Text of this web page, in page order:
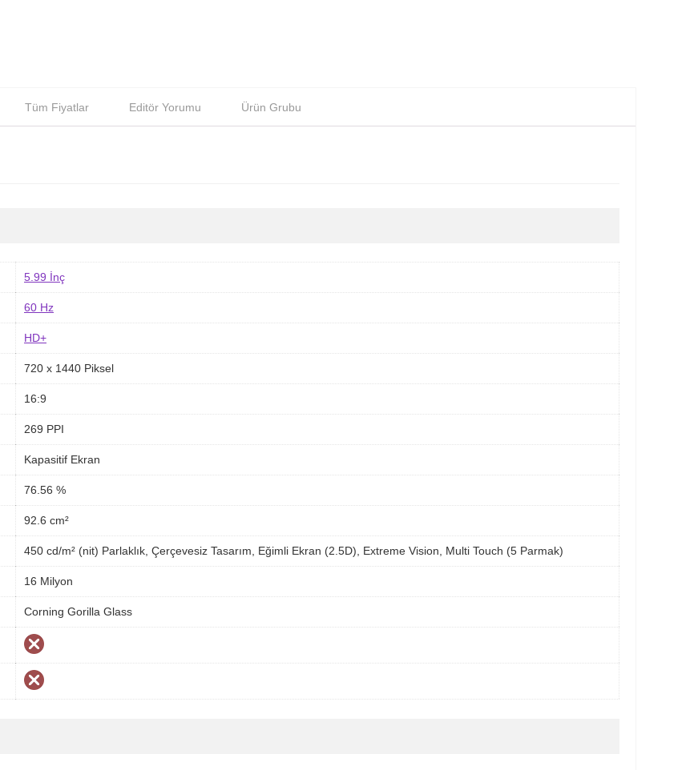
Tüm Fiyatlar Editör Yorumu Ürün Grubu
5.99 İnç
60 Hz
HD+
720 x 1440 Piksel
16:9
269 PPI
Kapasitif Ekran
76.56 %
92.6 cm²
450 cd/m² (nit) Parlaklık, Çerçevesiz Tasarım, Eğimli Ekran (2.5D), Extreme Vision, Multi Touch (5 Parmak)
16 Milyon
Corning Gorilla Glass